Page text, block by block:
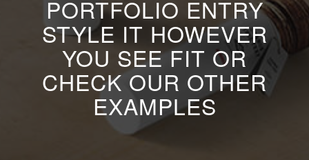
PORTFOLIO ENTRY
STYLE IT HOWEVER
YOU SEE FIT OR
CHECK OUR OTHER
EXAMPLES